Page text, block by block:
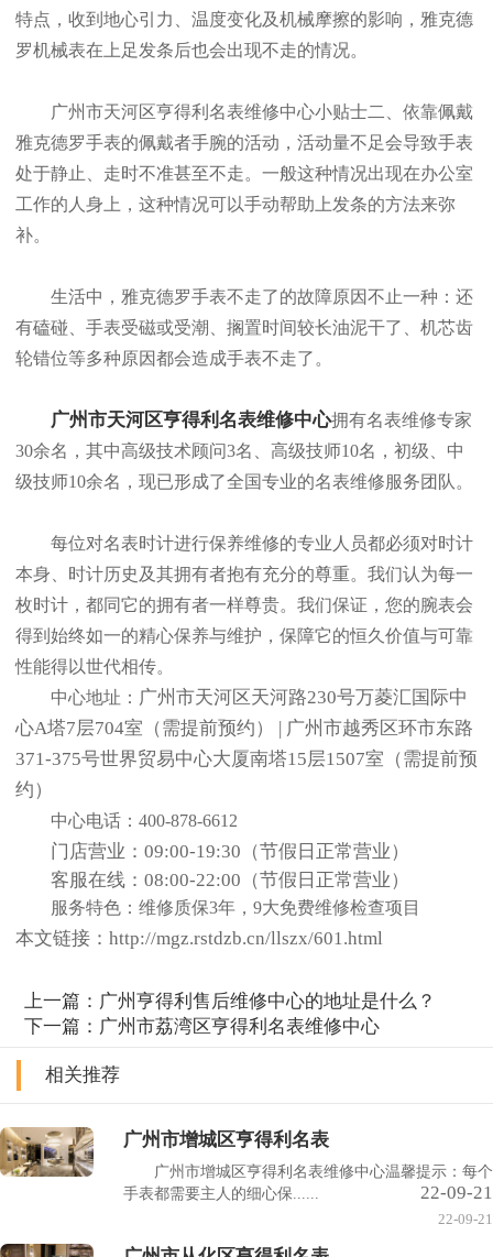
特点，收到地心引力、温度变化及机械摩擦的影响，雅克德
罗机械表在上足发条后也会出现不走的情况。
广州市天河区亨得利名表维修中心小贴士二、依靠佩戴
雅克德罗手表的佩戴者手腕的活动，活动量不足会导致手表
处于静止、走时不准甚至不走。一般这种情况出现在办公室
工作的人身上，这种情况可以手动帮助上发条的方法来弥
补。
生活中，雅克德罗手表不走了的故障原因不止一种：还
有磕碰、手表受磁或受潮、搁置时间较长油泥干了、机芯齿
轮错位等多种原因都会造成手表不走了。
广州市天河区亨得利名表维修中心拥有名表维修专家
30余名，其中高级技术顾问3名、高级技师10名，初级、中
级技师10余名，现已形成了全国专业的名表维修服务团队。
每位对名表时计进行保养维修的专业人员都必须对时计
本身、时计历史及其拥有者抱有充分的尊重。我们认为每一
枚时计，都同它的拥有者一样尊贵。我们保证，您的腕表会
得到始终如一的精心保养与维护，保障它的恒久价值与可靠
性能得以世代相传。
中心地址： 广州市天河区天河路230号万菱汇国际中
心A塔7层704室（需提前预约） | 广州市越秀区环市东路
371-375号世界贸易中心大厦南塔15层1507室（需提前预
约）
中心电话：400-878-6612
门店营业：09:00-19:30（节假日正常营业）
客服在线：08:00-22:00（节假日正常营业）
服务特色：维修质保3年，9大免费维修检查项目
本文链接：http://mgz.rstdzb.cn/llszx/601.html
上一篇： 广州亨得利售后维修中心的地址是什么？
下一篇： 广州市荔湾区亨得利名表维修中心
相关推荐
广州市增城区亨得利名表
广州市增城区亨得利名表维修中心温馨提示：每个
手表都需要主人的细心保......
22-09-21
22-09-21